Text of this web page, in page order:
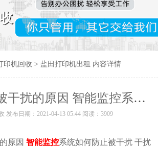
印机回收 > 盐田打印机出租 内容详情
监控器信号被干扰的原因 智能监控系统如何防止被干扰
发布日期：2021-04-13 05:44 阅读：3909
原因 智能监控系统如何防止被干扰 干扰